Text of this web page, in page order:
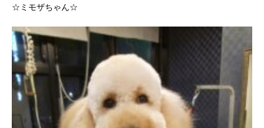
☆ミモザちゃん☆